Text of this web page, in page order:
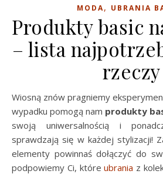
MODA, UBRANIA
Produkty basic
– lista
rzeczy
Wiosną znów pragniemy eksperymentować z modą. W tym
wypadku pomogą nam produkty
swoją uniwersalnością i
sprawdzają się w każdej stylizacji!
elementy powinnaś dołączyć do
podpowiemy Ci, któreubrania z